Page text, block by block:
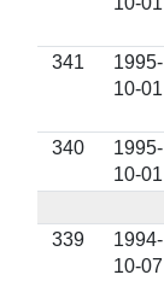
341
1995-
10-01
340
1995-
10-01
339
1994-
10-07